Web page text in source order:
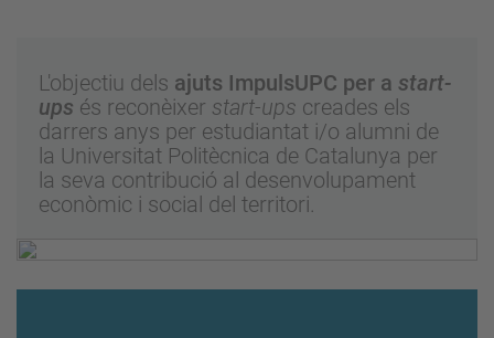
L'objectiu dels ajuts ImpulsUPC per a start-
ups és reconèixer start-ups creades els
darrers anys per estudiantat i/o alumni de
la Universitat Politècnica de Catalunya per
la seva contribució al desenvolupament
econòmic i social del territori.